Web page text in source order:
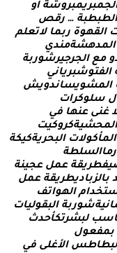
بريمبروشة او
طبة … رقص
ق هوة ربم ا لتعلم
هشةمندي
ع الجرجيرشوربة
توشبرياني
شويساندويش
ل وكرات
ى عنها في
شيةكروكيت
أكولت البحريةكيكة
لسلطة
ريقة عم ل عج ينة
ز باديطريقة عم ل
دام الهواتف
شوربة البقوليات
لبشرتكأحدث
عول
اطس الغلى في